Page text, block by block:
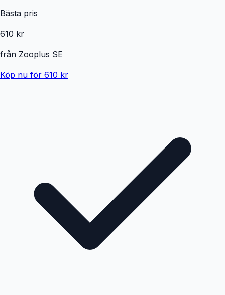
Bästa pris
610 kr
från Zooplus SE
Köp nu för 610 kr